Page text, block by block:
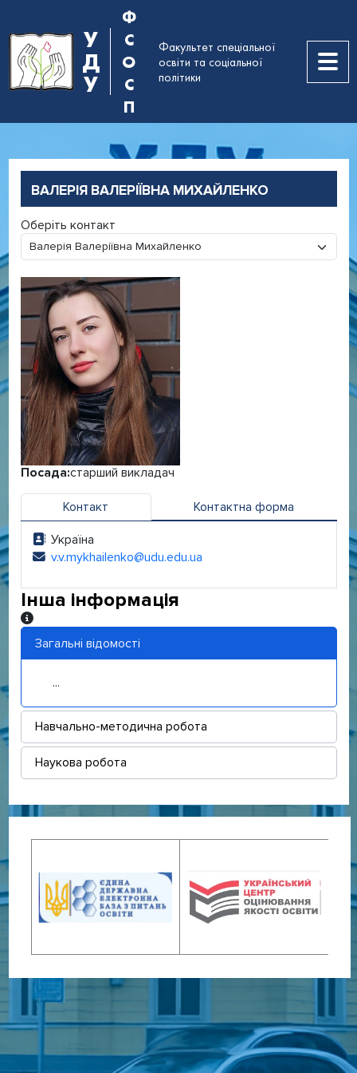
У
Д
У
Ф
С
О
С
П
Факультет спеціальної
освіти та соціальної
політики
ВАЛЕРІЯ ВАЛЕРІЇВНА МИХАЙЛЕНКО
Оберіть контакт
Посада:старший викладач
Контакт Контактна форма
Адреса:
Україна
Електронна адреса:
v.v.mykhailenko@udu.edu.ua
Інша інформація
Інша інформація
Загальні відомості
...
Навчально-методична робота
Наукова робота